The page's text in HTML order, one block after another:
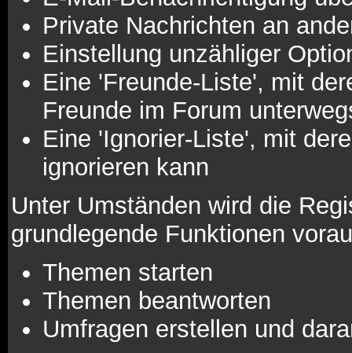
Private Nachrichten an
Einstellung unzähliger
Eine 'Freunde-Liste', mit
Freunde im Forum
Eine 'Ignorier-Liste', mit
ignorieren kann
Unter Umständen wird die
grundlegende Funktionen
Themen starten
Themen beantworten
Umfragen erstellen und